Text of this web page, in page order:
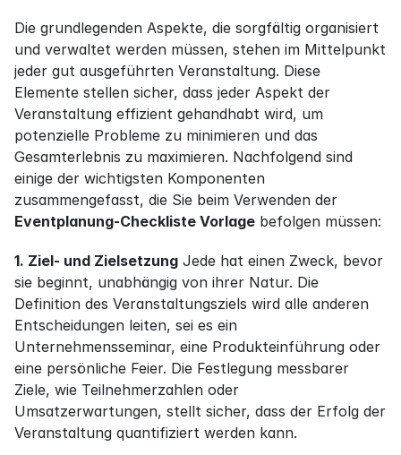
Die grundlegenden Aspekte, die sorgfältig organisiert
und verwaltet werden müssen, stehen im Mittelpunkt
jeder gut ausgeführten Veranstaltung. Diese
Elemente stellen sicher, dass jeder Aspekt der
Veranstaltung effizient gehandhabt wird, um
potenzielle Probleme zu minimieren und das
Gesamterlebnis zu maximieren. Nachfolgend sind
einige der wichtigsten Komponenten
Eventplanung-Checkliste Vorlage befolgen müssen:
1. Ziel- und Zielsetzung Jede hat einen Zweck, bevor
sie beginnt, unabhängig von ihrer Natur. Die
Definition des Veranstaltungsziels wird alle anderen
Entscheidungen leiten, sei es ein
Unternehmensseminar, eine Produkteinführung oder
eine persönliche Feier. Die Festlegung messbarer
Ziele, wie Teilnehmerzahlen oder
Umsatzerwartungen, stellt sicher, dass der Erfolg der
Veranstaltung quantifiziert werden kann.